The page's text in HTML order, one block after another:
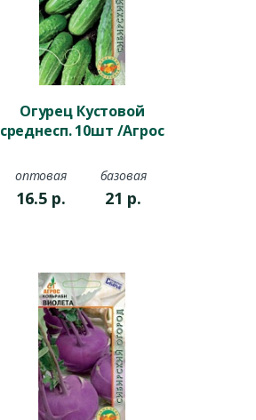
Огурец Кустовой
среднесп. 10шт /Агрос
оптовая
16.5 р.
базовая
21 р.